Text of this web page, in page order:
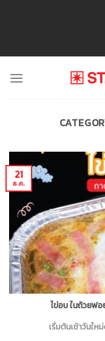
ไข่อบ ในถ้วยฟอ
เริ่มต้นเช้าวันใ
21
ธ.ค.